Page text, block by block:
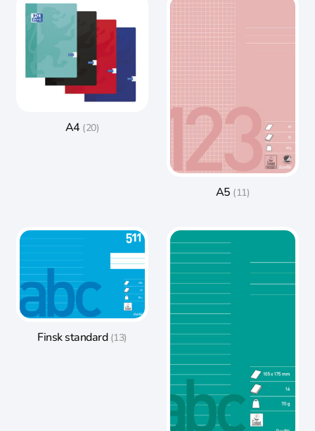
A4 (20)
A5 (11)
Finsk standard (13)